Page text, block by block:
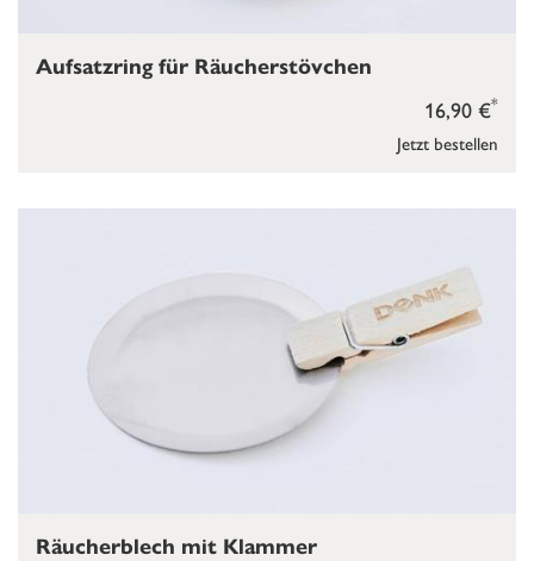
Jetzt bestellen
16,90 €*
Aufsatzring für Räucherstövchen
Räucherblech mit Klammer